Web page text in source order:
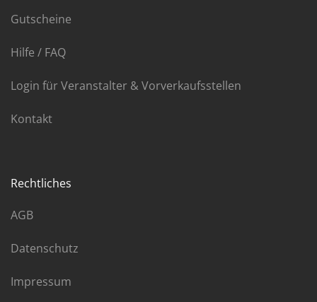
Gutscheine
Hilfe / FAQ
Login für Veranstalter & Vorverkaufsstellen
Kontakt
Rechtliches
AGB
Datenschutz
Impressum